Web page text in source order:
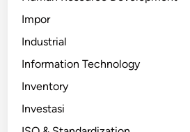
Impor
Industrial
Information Technology
Inventory
Investasi